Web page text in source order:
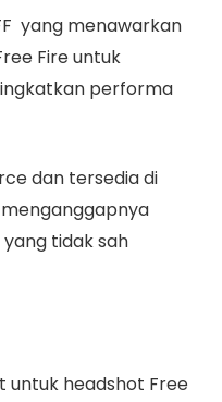
yang menawarkan
Fire untuk
performa
dan tersedia di
menganggapnya
tidak sah
untuk headshot Free